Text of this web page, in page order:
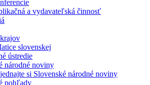
a vydavateľská činnosť
slovenskej
ústredie
národné noviny
si Slovenské národné noviny
pohľady